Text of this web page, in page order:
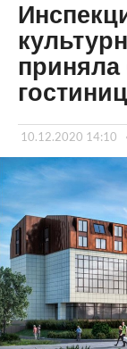
10.12.2020 14:10